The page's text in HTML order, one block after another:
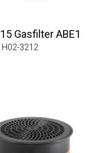
Gasfilter ABE1
H02-3212